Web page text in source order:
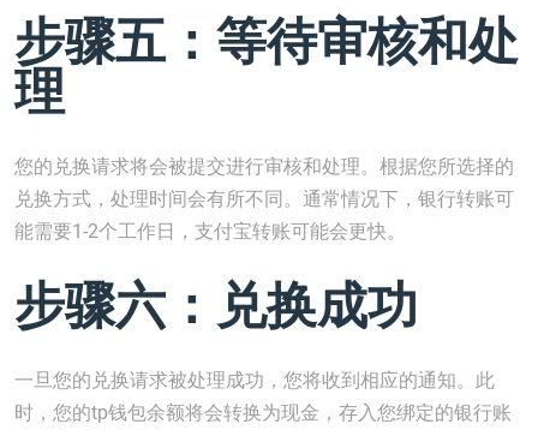
步骤五：等待审核和处
理
您的兑换请求将会被提交进行审核和处理。根据您所选择的
兑换方式，处理时间会有所不同。通常情况下，银行转账可
能需要1-2个工作日，支付宝转账可能会更快。
步骤六：兑换成功
一旦您的兑换请求被处理成功，您将收到相应的通知。此
时，您的tp钱包余额将会转换为现金，存入您绑定的银行账